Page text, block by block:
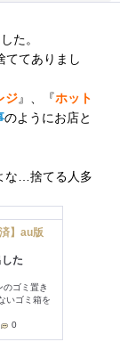
た。
ててありまし
ジ』、『ホット
のようにお店と
な…捨てる人多